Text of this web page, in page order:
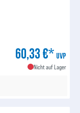
60,33 €* UVP
Nicht auf Lager